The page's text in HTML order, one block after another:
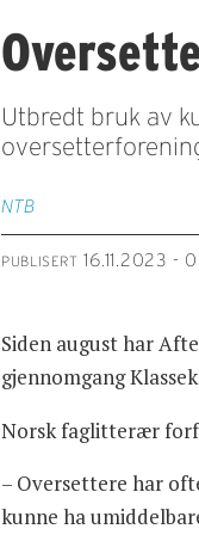
Utbredt bruk av
NTB
PUBLISERT 16.11.2023 -
Siden august har
gjennomgang
Norsk faglitterær
– Oversettere har
kunne ha